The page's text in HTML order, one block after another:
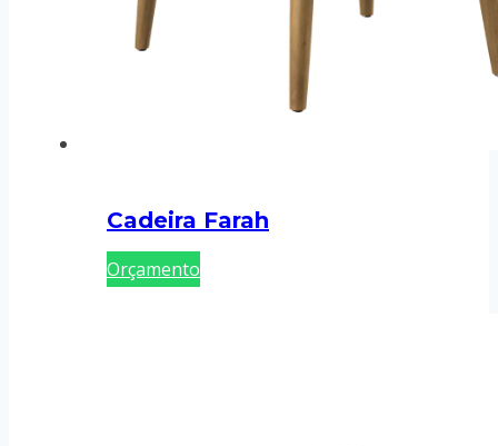
Cadeira Farah
Orçamento